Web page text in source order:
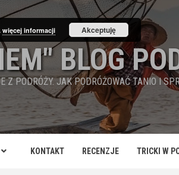
BLOG
Z PODRÓŻY. JAK PODRÓŻOWAĆ TANIO I
KONTAKT RECENZJE TRICKI W
więcej informacji Akceptuję